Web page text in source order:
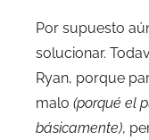
Por supuesto
solucionar.
Ryan, porque
malo (porqué el
básicamente),